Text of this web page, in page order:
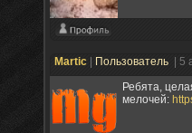
Martic Пользователь
| 5
Ребята,
мелочей: